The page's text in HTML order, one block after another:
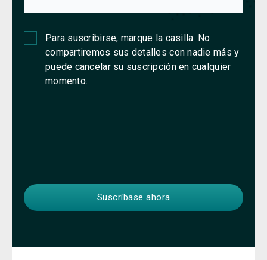
Para suscribirse, marque la casilla. No
compartiremos sus detalles con nadie más y
puede cancelar su suscripción en cualquier
momento.